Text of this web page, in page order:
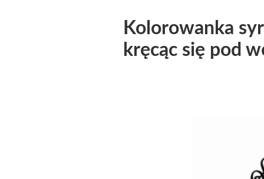
Kolorowanka
kręcąc się pod